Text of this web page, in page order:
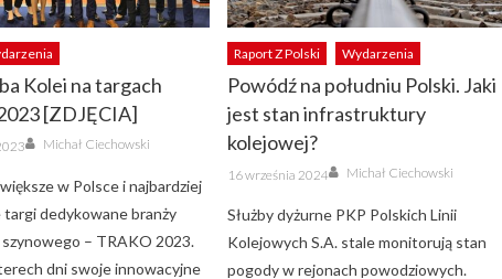
Kolei na targach
[ZDJĘCIA]
Author
Michał Ciechowski
w Polsce i najbardziej
dedykowane branży
– TRAKO 2023.
dni swoje innowacyjne
Raport Z Polski Wydarzenia
Powódź na południu Polski. Jaki
jest stan infrastruktury
kolejowej?
Posted
on
16 września 2024 Author
Michał Ciechowski
Służby dyżurne PKP Polskich Linii
Kolejowych S.A. stale monitorują stan
pogody w rejonach powodziowych.